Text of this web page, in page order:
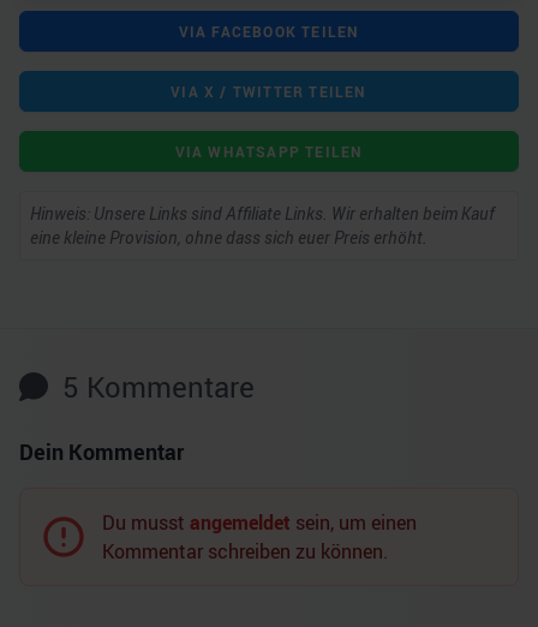
VIA FACEBOOK TEILEN
VIA X / TWITTER TEILEN
VIA WHATSAPP TEILEN
Hinweis: Unsere Links sind Affiliate Links. Wir erhalten beim Kauf
eine kleine Provision, ohne dass sich euer Preis erhöht.
5 Kommentare
Dein Kommentar
Du musst angemeldet sein, um einen
Kommentar schreiben zu können.